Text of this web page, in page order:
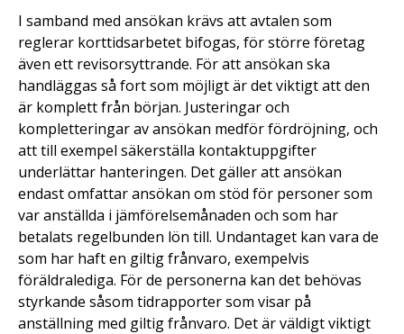
I samband med ansökan krävs att avtalen som
reglerar korttidsarbetet bifogas, för större företag
även ett revisorsyttrande. För att ansökan ska
handläggas så fort som möjligt är det viktigt att den
är komplett från början. Justeringar och
kompletteringar av ansökan medför fördröjning, och
att till exempel säkerställa kontaktuppgifter
underlättar hanteringen. Det gäller att ansökan
endast omfattar ansökan om stöd för personer som
var anställda i jämförelsemånaden och som har
betalats regelbunden lön till. Undantaget kan vara de
som har haft en giltig frånvaro, exempelvis
föräldralediga. För de personerna kan det behövas
styrkande såsom tidrapporter som visar på
anställning med giltig frånvaro. Det är väldigt viktigt